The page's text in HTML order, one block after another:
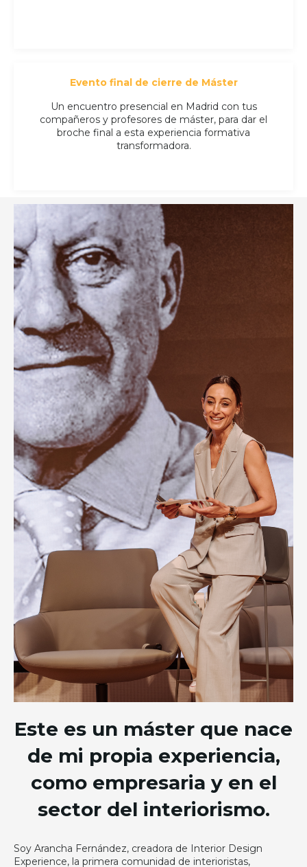
Evento final de cierre de Máster
Un encuentro presencial en Madrid con tus
compañeros y profesores de máster, para dar el
broche final a esta experiencia formativa
transformadora.
Este es un máster que nace
de mi propia experiencia,
como empresaria y en el
sector del interiorismo.
Soy Arancha Fernández, creadora de Interior Design
Experience, la primera comunidad de interioristas,